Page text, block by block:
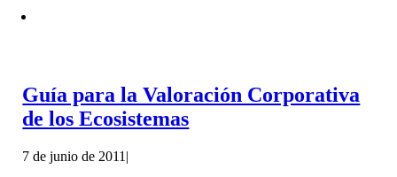
Guía para la Valoración Corporativa
de los Ecosistemas
7 de junio de 2011 |